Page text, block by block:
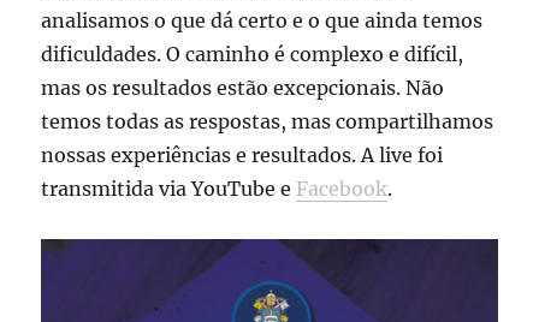
analisamos o que dá certo e o que ainda temos
dificuldades. O caminho é complexo e difícil,
mas os resultados estão excepcionais. Não
temos todas as respostas, mas compartilhamos
nossas experiências e resultados. A live foi
transmitida via YouTube e Facebook.